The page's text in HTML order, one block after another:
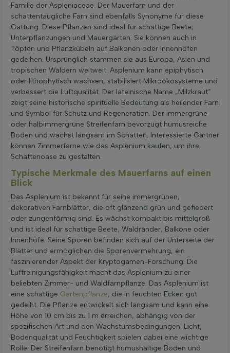
Familie der Aspleniaceae. Der Mauerfarn und der
schattentaugliche Farn sind ebenfalls Synonyme für diese
Gattung. Diese Pflanzen sind ideal für schattige Beete,
Unterpflanzungen und Mauergärten. Sie können auch in
Töpfen und Pflanzkübeln auf Balkonen oder Innenhöfen
gedeihen. Ursprünglich stammen sie aus Europa, Asien und
tropischen Wäldern weltweit. Asplenium kann epiphytisch
oder lithophytisch wachsen, stabilisiert Mikroökosysteme und
verbessert die Luftqualität. Der lateinische Name „Milzkraut“
zeigt seine historische spirituelle Bedeutung als heilender Farn
und Symbol für Schutz und Regeneration. Der immergrüne
oder halbimmergrüne Streifenfarn bevorzugt humusreiche
Böden und wächst langsam im Schatten. Interessierte Gärtner
können Zimmerfarne wie das Asplenium kaufen, um ihre
Schattenoase zu gestalten.
Typische Merkmale des Mauerfarns auf einen
Blick
Das Asplenium ist bekannt für seine immergrünen,
dekorativen Farnblätter, die oft glänzend grün und gefiedert
oder zungenförmig sind. Es wächst kompakt bis mittelgroß
und ist ideal für schattige Beete, Waldränder, Balkone oder
Innenhöfe. Seine Sporen befinden sich auf der Unterseite der
Blätter und ermöglichen die Sporenvermehrung, ein
faszinierender Aspekt der Kryptogamen-Forschung. Die
Luftreinigungsfähigkeit macht das Asplenium zu einer
beliebten Zimmer- und Waldfarnpflanze. Das Asplenium ist
eine schattige Gartenpflanze, die in feuchten Ecken gut
gedeiht. Die Pflanze entwickelt sich langsam und kann eine
Höhe von 10 cm bis zu 1 m erreichen, abhängig von der
spezifischen Art und den Wachstumsbedingungen. Licht,
Bodenqualität und Feuchtigkeit spielen dabei eine wichtige
Rolle. Der Streifenfarn benötigt humushaltige Böden und